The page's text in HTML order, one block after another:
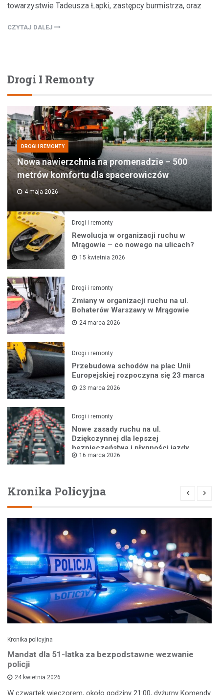
towarzystwie Tadeusza Łapki, zastępcy burmistrza, oraz
CZYTAJ DALEJ
Drogi I Remonty
DROGI I REMONTY
Nowa nawierzchnia na promenadzie – 500
metrów komfortu dla spacerowiczów
4 maja 2026
Drogi i remonty
Rewolucja w organizacji ruchu w
Mrągowie – co nowego na ulicach?
15 kwietnia 2026
Drogi i remonty
Zmiany w organizacji ruchu na ul.
Bohaterów Warszawy w Mrągowie
24 marca 2026
Drogi i remonty
Przebudowa schodów na plac Unii
Europejskiej rozpoczyna się 23 marca
23 marca 2026
Drogi i remonty
Nowe zasady ruchu na ul.
Dziękczynnej dla lepszej
bezpieczeństwa i płynności jazdy
16 marca 2026
Kronika Policyjna
Kronika policyjna
Mandat dla 51-latka za bezpodstawne wezwanie
policji
24 kwietnia 2026
W czwartek wieczorem, około godziny 21:00, dyżurny Komendy